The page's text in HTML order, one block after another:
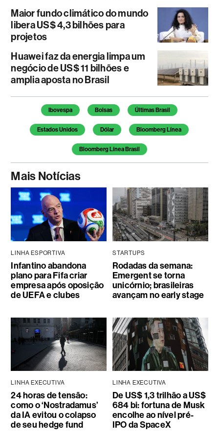
Maior fundo climático do mundo
libera US$ 4,3 bilhões para
projetos
Huawei faz da energia limpa um
negócio de US$ 11 bilhões e
amplia aposta no Brasil
Temas deste artigo
Ibovespa Bolsas Últimas Brasil
Estados Unidos Dólar Bloomberg Línea
Bloomberg Línea Brasil
Mais Notícias
LINHA ESPORTIVA
Infantino abandona
plano para Fifa criar
empresa após oposição
de UEFA e clubes
STARTUPS
Rodadas da semana:
Emergent se torna
unicórnio; brasileiras
avançam no early stage
LINHA EXECUTIVA
24 horas de tensão:
como o ‘Nostradamus’
da IA evitou o colapso
de seu hedge fund
LINHA EXECUTIVA
De US$ 1,3 trilhão a US$
684 bi: fortuna de Musk
encolhe ao nível pré-
IPO da SpaceX